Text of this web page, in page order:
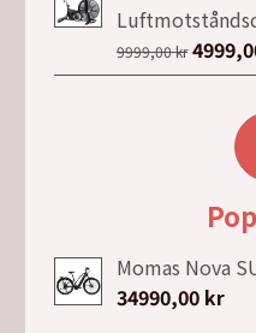
var:
9999,00kr Det
Momas Nova
34990,00 kr